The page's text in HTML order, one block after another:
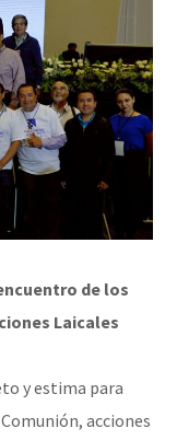
de los
Laicales
y estima para
acciones